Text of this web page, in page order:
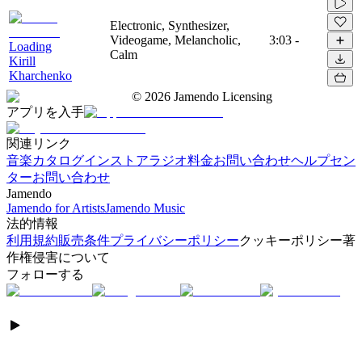
Loading
Kirill
Kharchenko
Electronic, Synthesizer,
Videogame, Melancholic,
Calm
3:03 -
© 2026 Jamendo Licensing
アプリを入手
関連リンク
音楽カタログインストアラジオ料金お問い合わせヘルプセン
ターお問い合わせ
Jamendo
Jamendo for ArtistsJamendo Music
法的情報
利用規約販売条件プライバシーポリシークッキーポリシー著
作権侵害について
フォローする